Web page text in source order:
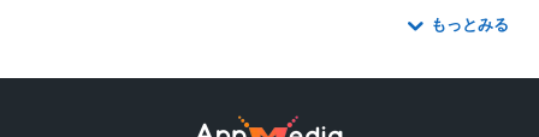
もっとみる